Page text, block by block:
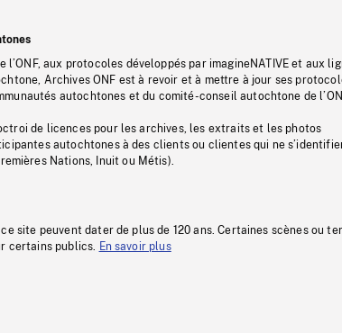
aux protocoles développés par imagineNATIVE et aux
Archives ONF est à revoir et à mettre à jour ses
autochtones et du comité-conseil autochtone de
de licences pour les archives, les extraits et les photos
autochtones à des clients ou clientes qui ne
Nations, Inuit ou Métis).
site peuvent dater de plus de 120 ans. Certaines scènes ou
certains publics.
En savoir plus